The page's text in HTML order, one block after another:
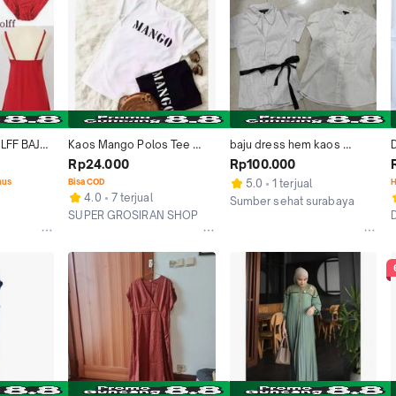
BAJU
Kaos Mango Polos Tee
Shirt Fashion Style Atasan
Baju Oblong
Rp24.000
Bisa COD
4.0
7 terjual
SUPER GROSIRAN SHOP
baju dress hem kaos
pakian wanita perempuan
girl dewasa zara mango
Rp100.000
5.0
1 terjual
Sumber sehat surabaya